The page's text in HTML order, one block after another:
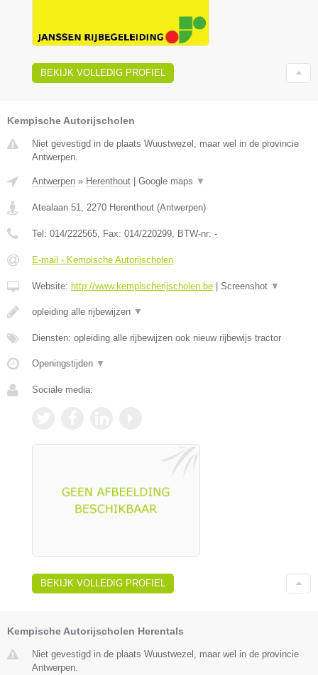
BEKIJK VOLLEDIG PROFIEL
Kempische Autorijscholen
Niet gevestigd in de plaats Wuustwezel, maar wel in de provincie
Antwerpen.
Antwerpen » Herenthout Google maps ▼
Atealaan 51, 2270 Herenthout (Antwerpen)
Tel: 014/222565, Fax: 014/220299, BTW-nr: -
E-mail › Kempische Autorijscholen
Website: http://www.kempischerijscholen.be Screenshot ▼
opleiding alle rijbewijzen ▼
Diensten: opleiding alle rijbewijzen ook nieuw rijbewijs tractor
Openingstijden ▼
Sociale media:
BEKIJK VOLLEDIG PROFIEL
Kempische Autorijscholen Herentals
Niet gevestigd in de plaats Wuustwezel, maar wel in de provincie
Antwerpen.